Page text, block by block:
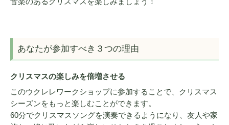
あなたが参加すべき３つの理由
クリスマスの楽しみを倍増させる
このウクレレワークショップに参加することで、クリスマス
シーズンをもっと楽しむことができます。
60分でクリスマスソングを演奏できるようになり、友人や家